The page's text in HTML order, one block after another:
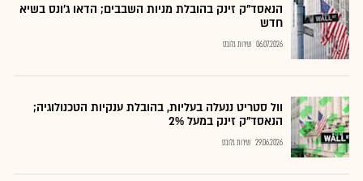
הנאסד"ק זינק בהובלת מניות השבבים; הדאו ג'ונס בשיא
חדש
06.07.2026 שירות גלובס
וול סטריט ננעלה בעליות, בהובלת ענקיות הטכנולוגיה;
הנאסד"ק זינק במעל 2%
29.06.2026 שירות גלובס